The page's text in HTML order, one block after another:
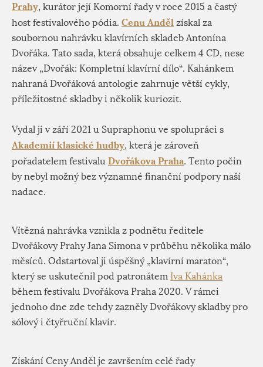
Prahy, kurátor její Komorní řady v roce 2015 a častý
host festivalového pódia. Cenu Anděl získal za
soubornou nahrávku klavírních skladeb Antonína
Dvořáka. Tato sada, která obsahuje celkem 4 CD, nese
název „Dvořák: Kompletní klavírní dílo“. Kahánkem
nahraná Dvořáková antologie zahrnuje větší cykly,
příležitostné skladby i několik kuriozit.
Vydal ji v září 2021 u Supraphonu ve spolupráci s
Akademií klasické hudby, která je zároveň
pořadatelem festivalu Dvořákova Praha. Tento počin
by nebyl možný bez významné finanční podpory naší
nadace.
Vítězná nahrávka vznikla z podnětu ředitele
Dvořákovy Prahy Jana Simona v průběhu několika málo
měsíců. Odstartoval ji úspěšný „klavírní maraton“,
který se uskutečnil pod patronátem Iva Kahánka
během festivalu Dvořákova Praha 2020. V rámci
jednoho dne zde tehdy zazněly Dvořákovy skladby pro
sólový i čtyřruční klavír.
Získání Ceny Anděl je završením celé řady